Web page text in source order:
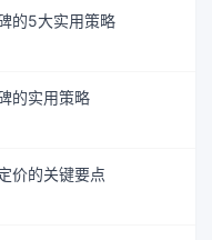
的5大实用策略
的实用策略
价的关键要点